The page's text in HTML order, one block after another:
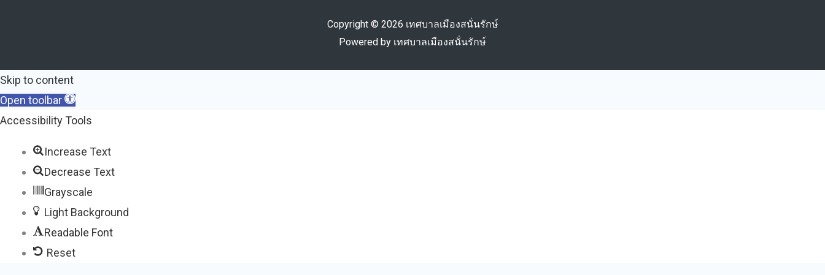
Copyright © 2026 เทศบาลเมืองสนั่นรักษ์
Powered by เทศบาลเมืองสนั่นรักษ์
Skip to content
Open toolbar
Accessibility Tools
Increase Text
Decrease Text
Grayscale
Light Background
Readable Font
Reset